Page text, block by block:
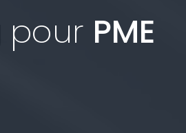
pour PME